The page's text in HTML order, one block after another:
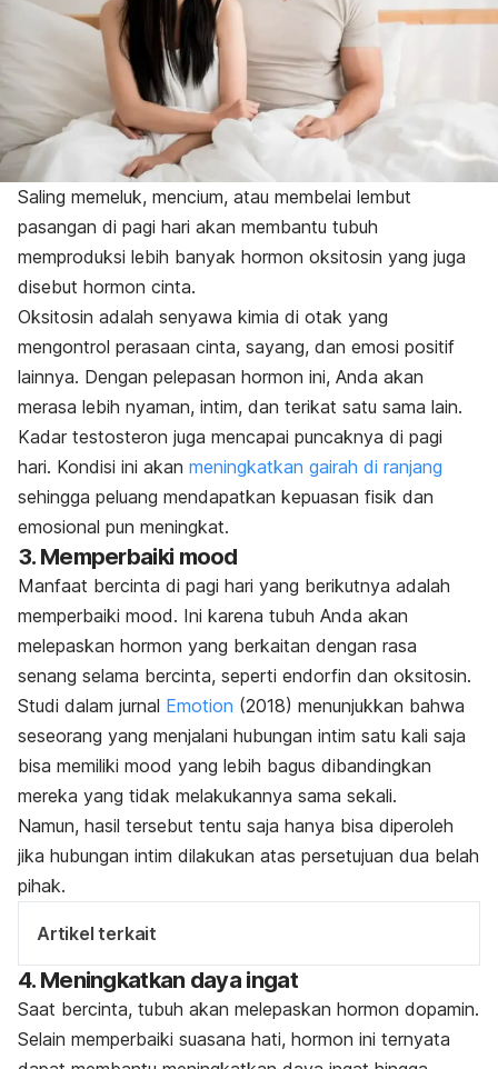
Saling memeluk, mencium, atau membelai lembut
pasangan di pagi hari akan membantu tubuh
memproduksi lebih banyak hormon oksitosin yang juga
disebut hormon cinta.
Oksitosin adalah senyawa kimia di otak yang
mengontrol perasaan cinta, sayang, dan emosi positif
lainnya. Dengan pelepasan hormon ini, Anda akan
merasa lebih nyaman, intim, dan terikat satu sama lain.
Kadar testosteron juga mencapai puncaknya di pagi
hari. Kondisi ini akan meningkatkan gairah di ranjang
sehingga peluang mendapatkan kepuasan fisik dan
emosional pun meningkat.
3. Memperbaiki mood
Manfaat bercinta di pagi hari yang berikutnya adalah
memperbaiki mood. Ini karena tubuh Anda akan
melepaskan hormon yang berkaitan dengan rasa
senang selama bercinta, seperti endorfin dan oksitosin.
Studi dalam jurnal Emotion (2018) menunjukkan bahwa
seseorang yang menjalani hubungan intim satu kali saja
bisa memiliki mood yang lebih bagus dibandingkan
mereka yang tidak melakukannya sama sekali.
Namun, hasil tersebut tentu saja hanya bisa diperoleh
jika hubungan intim dilakukan atas persetujuan dua belah
pihak.
Artikel terkait
4. Meningkatkan daya ingat
Saat bercinta, tubuh akan melepaskan hormon dopamin.
Selain memperbaiki suasana hati, hormon ini ternyata